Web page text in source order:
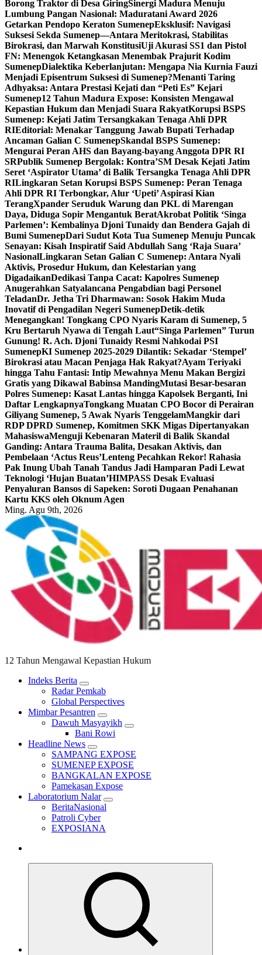
Borong Traktor di Desa GiringSinergi Madura Menuju
Lumbung Pangan Nasional: Maduratani Award 2026
Getarkan Pendopo Keraton SumenepEksklusif: Navigasi
Suksesi Sekda Sumenep—Antara Meritokrasi, Stabilitas
Birokrasi, dan Marwah KonstitusiUji Akurasi SS1 dan Pistol
FN: Menengok Ketangkasan Menembak Prajurit Kodim
SumenepDialektika Keberlanjutan: Mengapa Nia Kurnia Fauzi
Menjadi Episentrum Suksesi di Sumenep?Menanti Taring
Adhyaksa: Antara Prestasi Kejati dan “Peti Es” Kejari
Sumenep12 Tahun Madura Expose: Konsisten Mengawal
Kepastian Hukum dan Menjadi Suara RakyatKorupsi BSPS
Sumenep: Kejati Jatim Tersangkakan Tenaga Ahli DPR
RIEditorial: Menakar Tanggung Jawab Bupati Terhadap
Ancaman Galian C SumenepSkandal BSPS Sumenep:
Mengurai Peran AHS dan Bayang-bayang Anggota DPR RI
SRPublik Sumenep Bergolak: Kontra’SM Desak Kejati Jatim
Seret ‘Aspirator Utama’ di Balik Tersangka Tenaga Ahli DPR
RILingkaran Setan Korupsi BSPS Sumenep: Peran Tenaga
Ahli DPR RI Terbongkar, Alur ‘Upeti’ Aspirasi Kian
TerangXpander Seruduk Warung dan PKL di Marengan
Daya, Diduga Sopir Mengantuk BeratAkrobat Politik ‘Singa
Parlemen’: Kembalinya Djoni Tunaidy dan Bendera Gajah di
Bumi SumenepDari Sudut Kota Tua Sumenep Menuju Puncak
Senayan: Kisah Inspiratif Said Abdullah Sang ‘Raja Suara’
NasionalLingkaran Setan Galian C Sumenep: Antara Nyali
Aktivis, Prosedur Hukum, dan Kelestarian yang
DigadaikanDedikasi Tanpa Cacat: Kapolres Sumenep
Anugerahkan Satyalancana Pengabdian bagi Personel
TeladanDr. Jetha Tri Dharmawan: Sosok Hakim Muda
Inovatif di Pengadilan Negeri SumenepDetik-detik
Menegangkan! Tongkang CPO Nyaris Karam di Sumenep, 5
Kru Bertaruh Nyawa di Tengah Laut“Singa Parlemen” Turun
Gunung! R. Ach. Djoni Tunaidy Resmi Nahkodai PSI
SumenepKI Sumenep 2025-2029 Dilantik: Sekadar ‘Stempel’
Birokrasi atau Macan Penjaga Hak Rakyat?Ayam Teriyaki
hingga Tahu Fantasi: Intip Mewahnya Menu Makan Bergizi
Gratis yang Dikawal Babinsa MandingMutasi Besar-besaran
Polres Sumenep: Kasat Lantas hingga Kapolsek Berganti, Ini
Daftar LengkapnyaTongkang Muatan CPO Bocor di Perairan
Giliyang Sumenep, 5 Awak Nyaris TenggelamMangkir dari
RDP DPRD Sumenep, Komitmen SKK Migas Dipertanyakan
MahasiswaMenguji Kebenaran Materil di Balik Skandal
Ganding: Antara Trauma Balita, Desakan Aktivis, dan
Pembelaan ‘Actus Reus’Lenteng Pecahkan Rekor! Rahasia
Pak Inung Ubah Tanah Tandus Jadi Hamparan Padi Lewat
Teknologi ‘Hujan Buatan’HIMPASS Desak Evaluasi
Penyaluran Bansos di Sapeken: Soroti Dugaan Penahanan
Kartu KKS oleh Oknum Agen
Ming. Agu 9th, 2026
12 Tahun Mengawal Kepastian Hukum
Indeks Berita
Radar Pemkab
Global Perspectives
Mimbar Pesantren
Dawuh Masyayikh
Bani Rowi
Headline News
SAMPANG EXPOSE
SUMENEP EXPOSE
BANGKALAN EXPOSE
Pamekasan Expose
Laboratorium Nalar
BeritaNasional
Patroli Cyber
EXPOSIANA